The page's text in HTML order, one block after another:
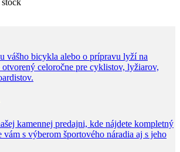
vášho bicykla alebo o prípravu lyží na
otvorený celoročne pre cyklistov, lyžiarov,
kamennej predajni, kde nájdete kompletný
vám s výberom športového náradia aj s jeho